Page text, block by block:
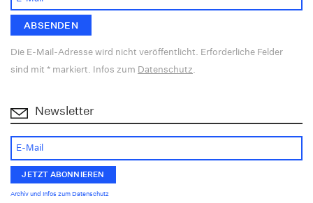
Die E-Mail-Adresse wird nicht veröffentlicht. Erforderliche Felder
sind mit * markiert. Infos zum Datenschutz.
Newsletter
Archiv und Infos zum Datenschutz